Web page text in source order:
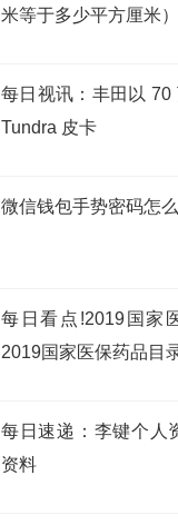
米等于多少平方厘米）
每日视讯：丰田以 70
Tundra 皮卡
微信钱包手势密码怎
每日看点!2019国家
2019国家医保药品目
每日速递：李键个人
资料